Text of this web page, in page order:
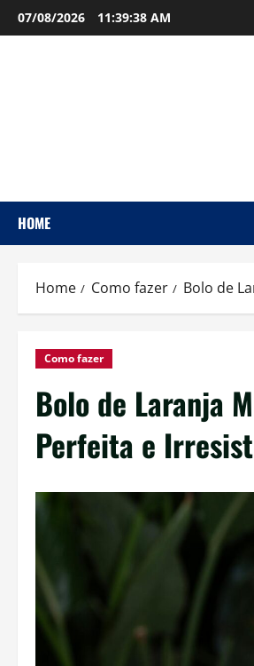
Skip
to
07/08/2026 11:39:39 AM
HOME
Home Como fazer Bolo de
Como fazer
Bolo de Laranja
Perfeita e